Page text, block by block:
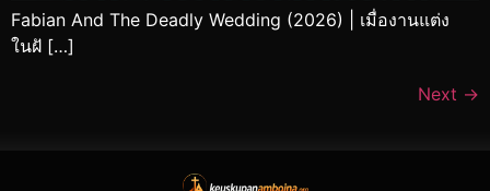
Fabian And The Deadly Wedding (2026) | เมื่องานแต่ง
ในฝั […]
Next →